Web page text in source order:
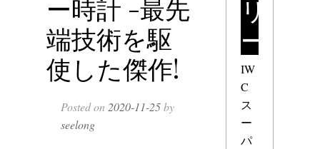
ー時計 -最先
端技術を駆
使した傑作!
Posted on 2020-11-25by
seelong
リ
ー
IW
C
ス
ー
パ